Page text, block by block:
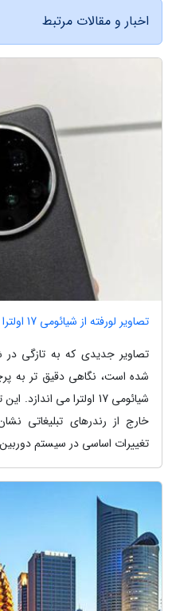
اخبار و مقالات مرتبط
تصاویر لورفته از شیائومی 17 اولترا طراحی دوربین آن را فاش کرد
شده است، نگاهی دقیق تر به
شیائومی 17 اولترا می
خارج از رندرهای تبلیغاتی
تغییرات اساسی در سیستم